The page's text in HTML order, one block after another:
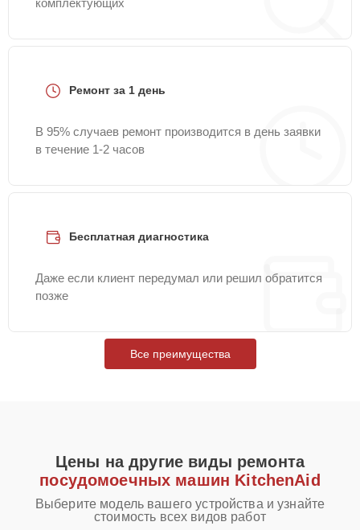
комплектующих
Ремонт за 1 день
В 95% случаев ремонт производится в день заявки
в течение 1-2 часов
Бесплатная диагностика
Даже если клиент передумал или решил обратится
позже
Все преимущества
Цены на другие виды ремонта
посудомоечных машин KitchenAid
Выберите модель вашего устройства и узнайте
стоимость всех видов работ